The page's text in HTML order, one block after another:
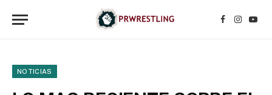
Facebook
NOTICIAS